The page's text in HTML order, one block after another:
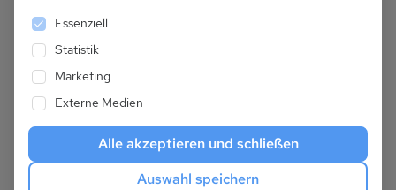
Es folgt eine Liste der Service-Gruppen, für die
Essenziell
Statistik
Marketing
Externe Medien
Alle akzeptieren und schließen
Auswahl speichern